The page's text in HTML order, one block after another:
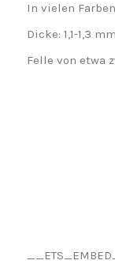
In vielen
Dicke: 1,1-1,3 mm
Felle von etwa